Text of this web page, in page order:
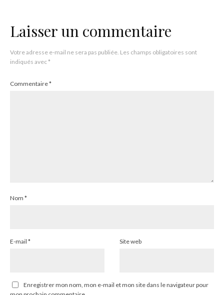
Laisser un commentaire
Votre adresse e-mail ne sera pas publiée. Les champs obligatoires sont
indiqués avec*
Commentaire*
Nom *
E-mail * Site web
Enregistrer mon nom, mon e-mail et mon site dans le navigateur pour